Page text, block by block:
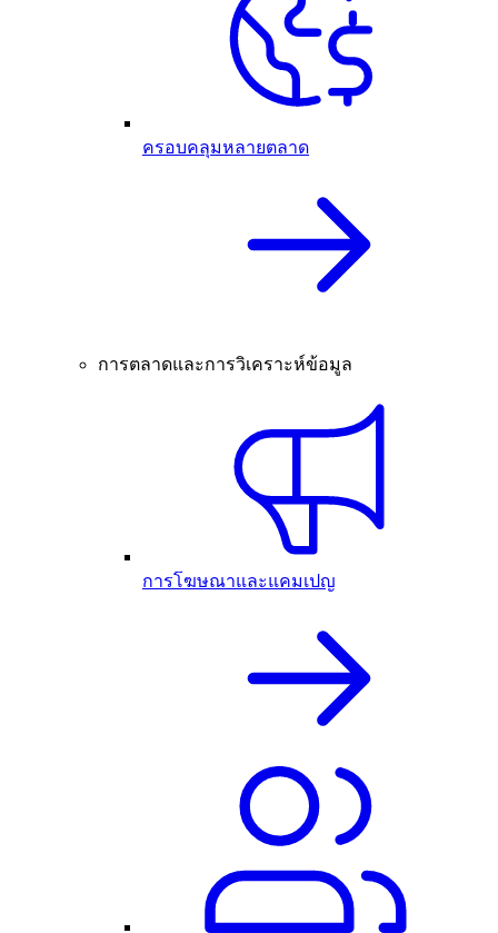
ครอบคลุมหลายตลาด
การตลาดและการวิเคราะห์ข้อมูล
การโฆษณาและแคมเปญ